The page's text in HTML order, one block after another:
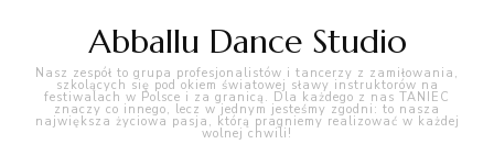
Abballu Dance Studio
Nasz zespół to grupa profesjonalistów i tancerzy z zamiłowania,
szkolących się pod okiem światowej sławy instruktorów na
festiwalach w Polsce i za granicą. Dla każdego z nas TANIEC
znaczy co innego, lecz w jednym jesteśmy zgodni: to nasza
największa życiowa pasja, którą pragniemy realizować w każdej
wolnej chwili!